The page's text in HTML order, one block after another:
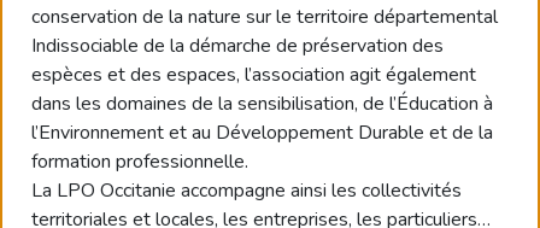
conservation de la nature sur le territoire départemental
Indissociable de la démarche de préservation des
espèces et des espaces, l’association agit également
dans les domaines de la sensibilisation, de l’Éducation à
l’Environnement et au Développement Durable et de la
formation professionnelle.
La LPO Occitanie accompagne ainsi les collectivités
territoriales et locales, les entreprises, les particuliers…